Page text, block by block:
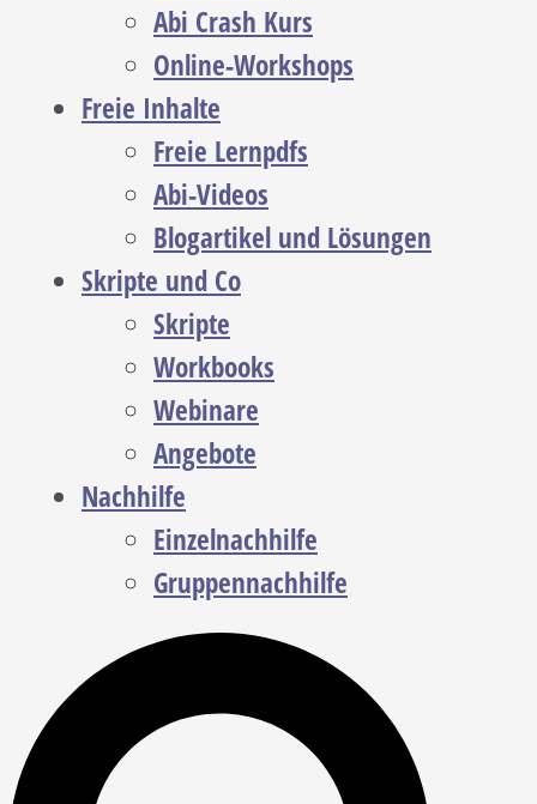
Abi Crash Kurs
Online-Workshops
Freie Inhalte
Freie Lernpdfs
Abi-Videos
Blogartikel und Lösungen
Skripte und Co
Skripte
Workbooks
Webinare
Angebote
Nachhilfe
Einzelnachhilfe
Gruppennachhilfe